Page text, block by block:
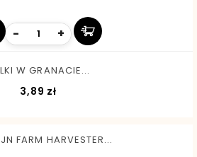
- +
W GRANACIE...
3,89 zł
FARM HARVESTER...